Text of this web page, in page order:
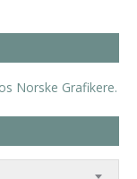
Norske Grafikere.